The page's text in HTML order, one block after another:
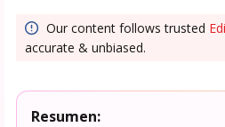
Our content follows trusted
accurate & unbiased.
Resumen: